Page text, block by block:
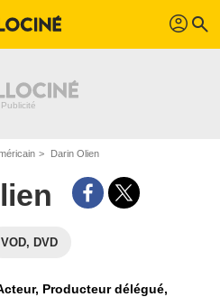
profil search
Darin Olien
VOD, DVD
Producteur délégué,